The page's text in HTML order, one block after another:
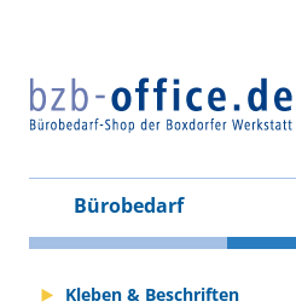
Bürobedarf
Kleben & Beschriften